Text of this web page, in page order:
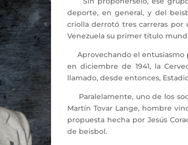
deporte, en general, y del
criolla derrotó tres carreras por
Venezuela su primer título
Aprovechando el entusiasmo
en diciembre de 1941, la
llamado, desde entonces,
Paralelamente, uno de los
Martín Tovar Lange, hombre
propuesta hecha por Jesús
de beisbol.